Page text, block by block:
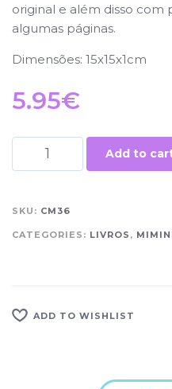
original e além disso com
algumas páginas.
Dimensões: 15x15x1cm
5.95€
Add to
SKU: CM36
CATEGORIES: LIVROS ,
ADD TO WISHLIST